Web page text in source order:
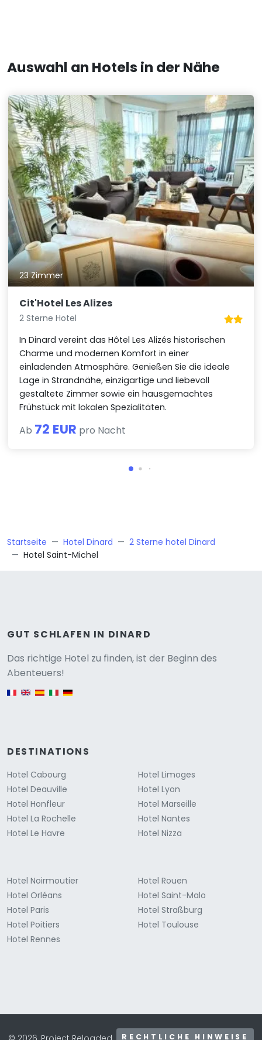
Auswahl an Hotels in der Nähe
23 Zimmer
Cit'Hotel Les Alizes
2 Sterne Hotel
In Dinard vereint das Hôtel Les Alizés historischen
Charme und modernen Komfort in einer
einladenden Atmosphäre. Genießen Sie die ideale
Lage in Strandnähe, einzigartige und liebevoll
gestaltete Zimmer sowie ein hausgemachtes
Frühstück mit lokalen Spezialitäten.
Ab 72 EUR pro Nacht
Startseite Hotel Dinard
2 Sterne hotel Dinard
Hotel Saint-Michel
GUT SCHLAFEN IN DINARD
Das richtige Hotel zu finden, ist der Beginn des
Abenteuers!
English version
DESTINATIONS
Hotel Cabourg
Hotel Deauville
Hotel Honfleur
Hotel La Rochelle
Hotel Le Havre
Hotel Limoges
Hotel Lyon
Hotel Marseille
Hotel Nantes
Hotel Nizza
Hotel Noirmoutier
Hotel Orléans
Hotel Paris
Hotel Poitiers
Hotel Rennes
Hotel Rouen
Hotel Saint-Malo
Hotel Straßburg
Hotel Toulouse
RECHTLICHE HINWEISE